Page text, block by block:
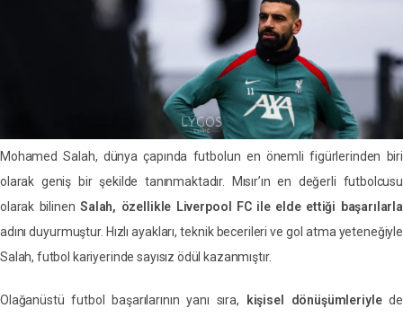
Mohamed Salah, dünya çapında futbolun en önemli figürlerinden biri
olarak geniş bir şekilde tanınmaktadır. Mısır’ın en değerli futbolcusu
olarak bilinenSalah, özellikle Liverpool FC ile elde ettiği başarılarla
adını duyurmuştur. Hızlı ayakları, teknik becerileri ve gol atma yeteneğiyle
Salah, futbol kariyerinde sayısız ödül kazanmıştır.
Olağanüstü futbol başarılarının yanı sıra, kişisel dönüşümleriylede